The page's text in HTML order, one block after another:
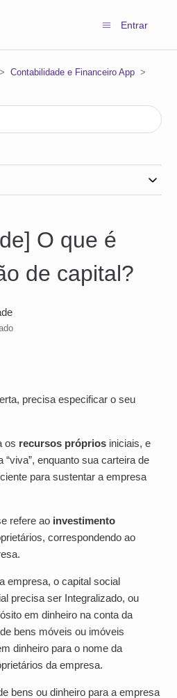
Entrar
Contabilidade e Financeiro App
O que é
de capital?
precisa especificar o seu
os recursos próprios iniciais, e
enquanto sua carteira de
para sustentar a empresa
refere ao investimento
correspondendo ao
empresa, o capital social
precisa ser Integralizado, ou
em dinheiro na conta da
bens móveis ou imóveis
dinheiro para o nome da
da empresa.
bens ou dinheiro para a empresa